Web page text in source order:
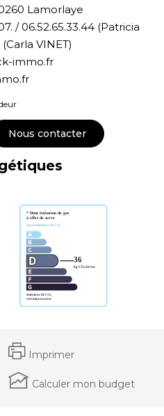
Lamorlaye
/ 06.52.65.33.44 (Patricia
VINET)
immo.fr
Nous contacter
Imprimer
Calculer mon budget